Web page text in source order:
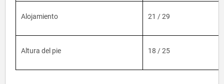
Alojamiento 21 / 29
Altura del pie 18 / 25